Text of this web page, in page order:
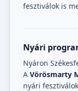
fesztiválok is
Nyári
Nyáron
A Vörösmarty
nyári